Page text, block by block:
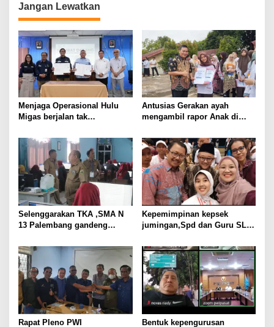
a
s
i
p
o
s
Jangan Lewatkan
Menjaga Operasional Hulu
Migas berjalan tak
hukum, SKK Migas
Sumbagsel Teken PKS
bersama Kejati Sumsel
Antusias Gerakan ayah
mengambil rapor Anak di
Selenggarakan TKA ,SMA N
13 Palembang gandeng
Kepemimpinan kepsek
jumingan,Spd dan Guru SLB
jadikan ABK Mandiri dan
berprestasi
Rapat Pleno PWI Bentuk kepengurusan